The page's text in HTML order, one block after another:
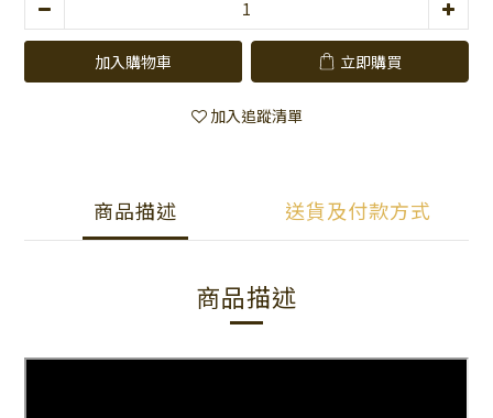
加入購物車 立即購買
加入追蹤清單
商品描述 送貨及付款方式
商品描述